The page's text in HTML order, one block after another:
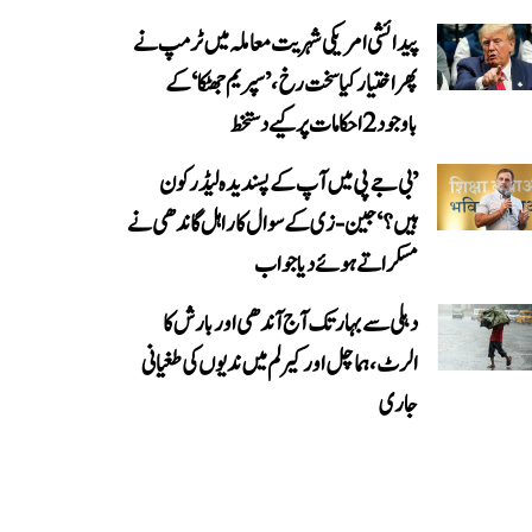
پیدائشی امریکی شہریت معاملہ میں ٹرمپ نے
پھر اختیار کیا سخت رخ، ’سپریم جھٹکا‘ کے
باوجود 2 احکامات پر کیے دستخط
’بی جے پی میں آپ کے پسندیدہ لیڈر کون
ہیں؟‘ جین-زی کے سوال کا راہل گاندھی نے
مسکراتے ہوئے دیا جواب
دہلی سے بہار تک آج آندھی اور بارش کا
الرٹ، ہماچل اور کیرلم میں ندیوں کی طغیانی
جاری